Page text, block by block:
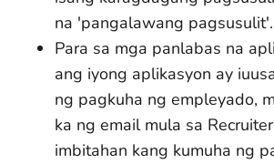
na 'pangalawang pagsusulit'.
Para sa mga panlabas na
ang iyong aplikasyon ay
ng pagkuha ng empleyado,
ka ng email mula sa
imbitahan kang kumuha ng